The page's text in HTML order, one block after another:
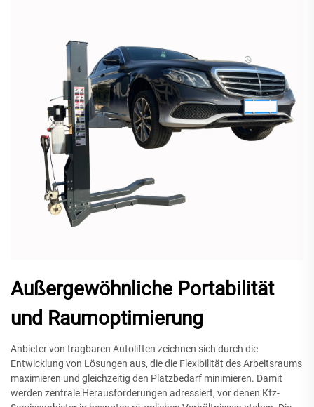
Außergewöhnliche Portabilität
und Raumoptimierung
Anbieter von tragbaren Autoliften zeichnen sich durch die
Entwicklung von Lösungen aus, die die Flexibilität des Arbeitsraums
maximieren und gleichzeitig den Platzbedarf minimieren. Damit
werden zentrale Herausforderungen adressiert, vor denen Kfz-